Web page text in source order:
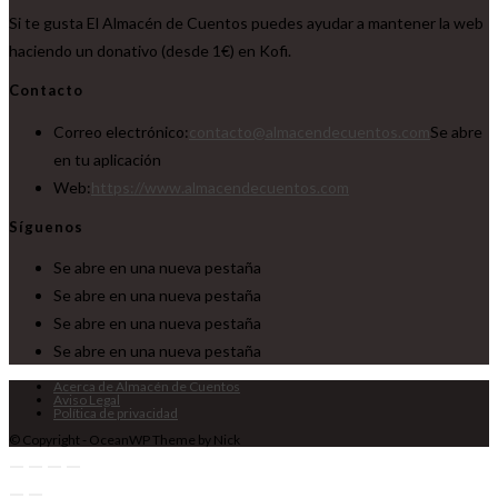
Si te gusta El Almacén de Cuentos puedes ayudar a mantener la web
haciendo un donativo (desde 1€) en Kofi.
Contacto
Correo electrónico:
Se abre
en tu aplicación
Web:
Síguenos
Se abre en una nueva pestaña
Se abre en una nueva pestaña
Se abre en una nueva pestaña
Se abre en una nueva pestaña
Acerca de Almacén de Cuentos
Aviso Legal
Política de privacidad
© Copyright - OceanWP Theme by Nick